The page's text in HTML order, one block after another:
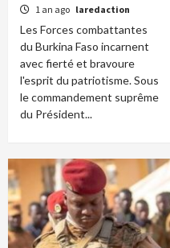
1 an ago laredaction
Les Forces combattantes
du Burkina Faso incarnent
avec fierté et bravoure
l'esprit du patriotisme. Sous
le commandement suprême
du Président...